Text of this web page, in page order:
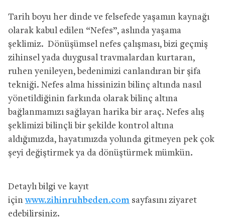
Tarih boyu her dinde ve felsefede yaşamın kaynağı
olarak kabul edilen “Nefes”, aslında yaşama
şeklimiz. Dönüşümsel nefes çalışması, bizi geçmiş
zihinsel yada duygusal travmalardan kurtaran,
ruhen yenileyen, bedenimizi canlandıran bir şifa
tekniği. Nefes alma hissinizin bilinç altında nasıl
yönetildiğinin farkında olarak bilinç altına
bağlanmamızı sağlayan harika bir araç. Nefes alış
şeklimizi bilinçli bir şekilde kontrol altına
aldığımızda, hayatımızda yolunda gitmeyen pek çok
şeyi değiştirmek ya da dönüştürmek mümkün.
Detaylı bilgi ve kayıt
içinwww.zihinruhbeden.com sayfasını ziyaret
edebilirsiniz.